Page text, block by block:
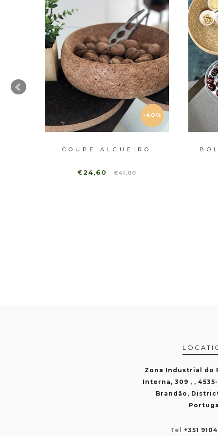
-40%
COUPE ALGUEIRO
€24,60 €41,00
Zona Industrial do
Interna, 309 , ,
Brandão,
Tel +351